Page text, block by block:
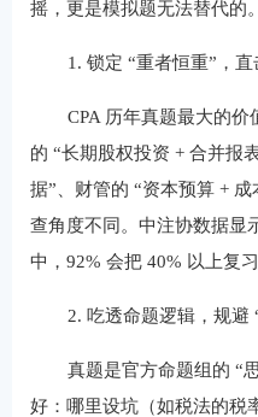
摇，更是模拟题无法替代的。
1. 锁定 “重者恒重”，
CPA 历年真题最大的价
的 “长期股权投资 + 合并报
据”、财管的 “资本预算 +
查角度不同。中注协数据显
中，92% 会把 40% 以上复
2. 吃透命题逻辑，规避
真题是官方命题组的 “
好：哪里设坑（如税法的税